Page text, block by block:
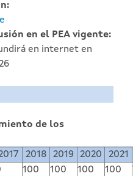
en el PEA vigente:
en internet en
de los
2018 2019 2020
2021
100 100 100 100